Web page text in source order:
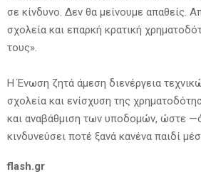
σε κίνδυνο. Δεν θα μείνουμε απαθείς.
σχολεία και επαρκή κρατική
τους».
Η Ένωση ζητά άμεση διενέργεια
σχολεία και ενίσχυση της
και αναβάθμιση των υποδομών, ώστε
κινδυνεύσει ποτέ ξανά κανένα παιδί
flash.gr